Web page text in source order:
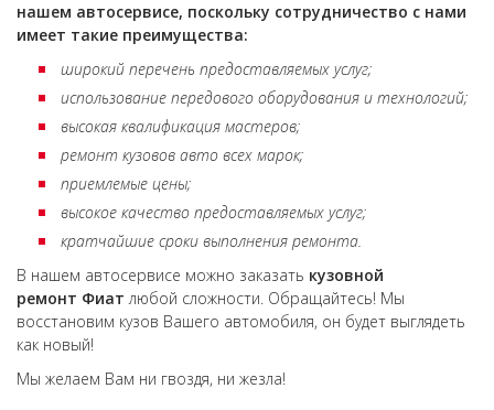
нашем автосервисе, поскольку сотрудничество с нами
имеет такие преимущества:
широкий перечень предоставляемых услуг;
использование передового оборудования и технологий;
высокая квалификация мастеров;
ремонт кузовов авто всех марок;
приемлемые цены;
высокое качество предоставляемых услуг;
кратчайшие сроки выполнения ремонта.
В нашем автосервисе можно заказать кузовной
ремонт Фиат любой сложности. Обращайтесь! Мы
восстановим кузов Вашего автомобиля, он будет выглядеть
как новый!
Мы желаем Вам ни гвоздя, ни жезла!